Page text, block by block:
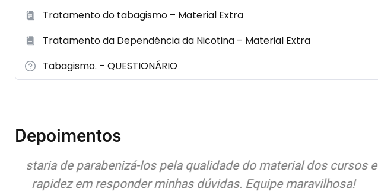
Tratamento do tabagismo – Material Extra
Tratamento da Dependência da Nicotina – Material Extra
Tabagismo. – QUESTIONÁRIO
Depoimentos
Quero expor meus sentimentos de pura alegria em relação a
atenção, compromisso, seriedade e principalmente respeito do